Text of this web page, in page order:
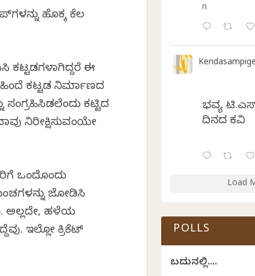
ಹೊಕ್ಕ ಕೆಲ
ಕಟ್ಟಡಗಳಾಗಿದ್ದರೆ ಈ
ಕಟ್ಟಡ ನಿರ್ಮಾಣದ
ಕಟ್ಟಿದ
ನಿರೀಕ್ಷಿಸುವಂತೆಯೇ
ಒಂದೊಂದು
ಜೋಡಿಸಿ
ಅಲ್ಲದೇ, ಹಳೆಯ
ಇಲ್ಲೋ ಕ್ರಿಕೆಟ್
n
Kendasampige
ಭವ್ಯ
ದಿನದ ಕವಿತೆ
Load
POLLS
ಬದುಕಿನಲ್ಲಿ....